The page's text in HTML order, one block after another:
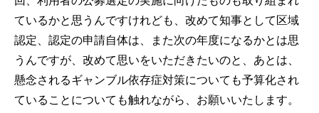
ているかと思うんですけれども、改めて知事として区域
認定、認定の申請自体は、また次の年度になるかとは思
うんですが、改めて思いをいただきたいのと、あとは、
懸念されるギャンブル依存症対策についても予算化され
ていることについても触れながら、お願いいたします。